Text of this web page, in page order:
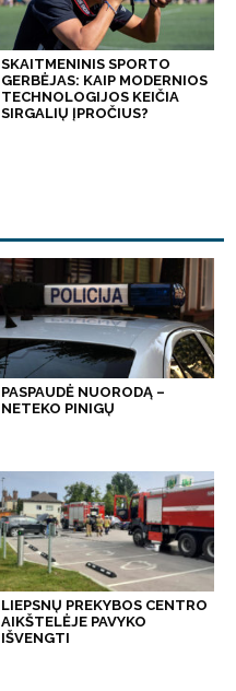
SKAITMENINIS SPORTO
GERBĖJAS: KAIP MODERNIOS
TECHNOLOGIJOS KEIČIA
SIRGALIŲ ĮPROČIUS?
PASPAUDĖ NUORODĄ –
NETEKO PINIGŲ
LIEPSNŲ PREKYBOS CENTRO
AIKŠTELĖJE PAVYKO
IŠVENGTI